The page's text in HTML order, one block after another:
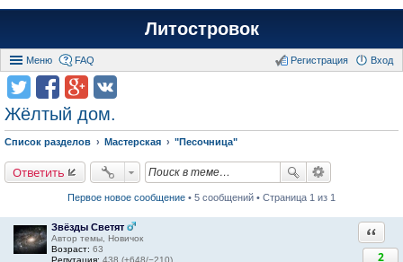
Литостровок
Меню FAQ Вход
Регистрация
Жёлтый дом.
Список разделов Мастерская "Песочница"
Ответить
Первое новое сообщение • 5 сообщений • Страница 1 из 1
Звёзды Светят
Автор темы, Новичок
Возраст: 63
Репутация: 438 (+648/−210)
2